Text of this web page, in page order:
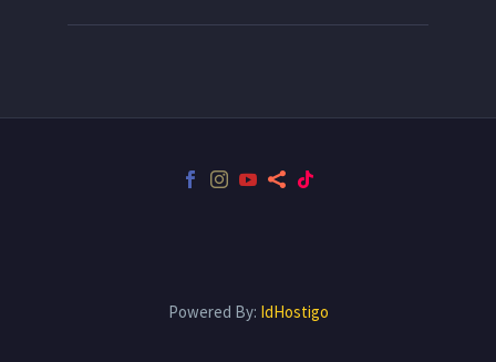
Powered By: IdHostigo